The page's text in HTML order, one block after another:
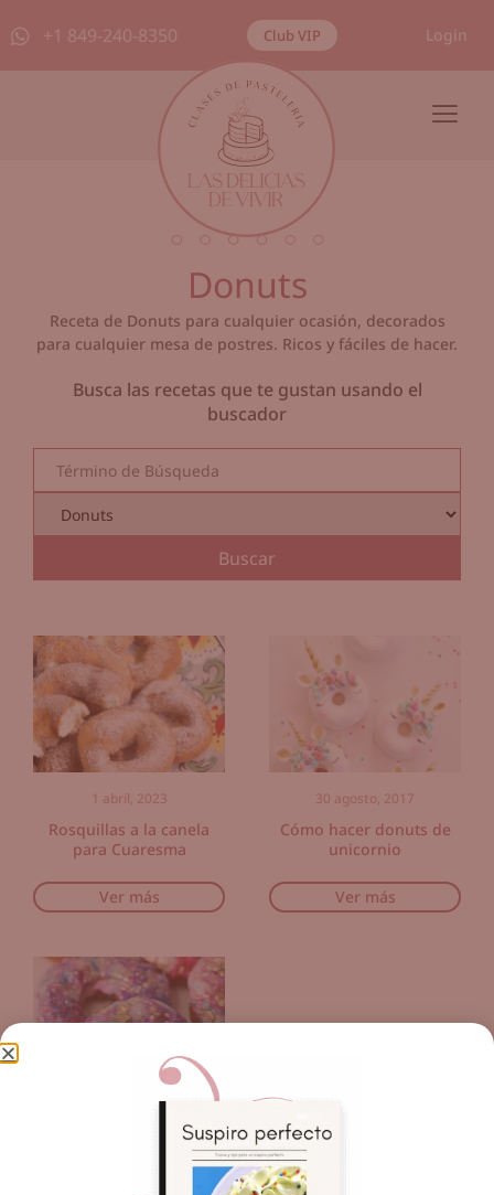
+1 849-240-8350 Club VIP Login
Donuts
Receta de Donuts para cualquier ocasión, decorados
para cualquier mesa de postres. Ricos y fáciles de hacer.
Busca las recetas que te gustan usando el
buscador
1 abril, 2023
Rosquillas a la canela
para Cuaresma
Ver más
30 agosto, 2017
Cómo hacer donuts de
unicornio
Ver más
Deliciosa receta de Cake